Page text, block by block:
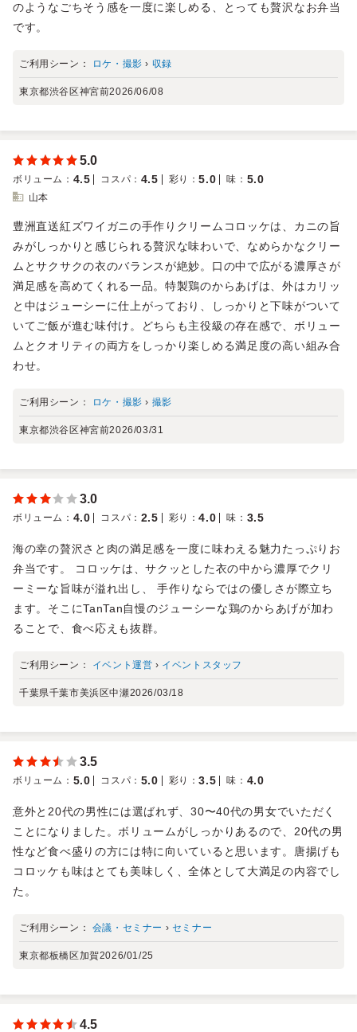
のようなごちそう感を一度に楽しめる、とっても贅沢なお弁当
です。
ご利用シーン： ロケ・撮影 › 収録
東京都渋谷区神宮前2026/06/08
5.0
ボリューム ： 4.5 コスパ ： 4.5 彩り ：5.0 味 ： 5.0
山本
豊洲直送紅ズワイガニの手作りクリームコロッケは、カニの旨
みがしっかりと感じられる贅沢な味わいで、なめらかなクリー
ムとサクサクの衣のバランスが絶妙。口の中で広がる濃厚さが
満足感を高めてくれる一品。特製鶏のからあげは、外はカリッ
と中はジューシーに仕上がっており、しっかりと下味がついて
いてご飯が進む味付け。どちらも主役級の存在感で、ボリュー
ムとクオリティの両方をしっかり楽しめる満足度の高い組み合
わせ。
ご利用シーン： ロケ・撮影 › 撮影
東京都渋谷区神宮前2026/03/31
3.0
ボリューム ： 4.0 コスパ ： 2.5 彩り ：4.0 味 ： 3.5
海の幸の贅沢さと肉の満足感を一度に味わえる魅力たっぷりお
弁当です。 コロッケは、サクッとした衣の中から濃厚でクリ
ーミーな旨味が溢れ出し、 手作りならではの優しさが際立ち
ます。そこにTanTan自慢のジューシーな鶏のからあげが加わ
ることで、食べ応えも抜群。
ご利用シーン： イベント運営 › イベントスタッフ
千葉県千葉市美浜区中瀬2026/03/18
3.5
ボリューム ： 5.0 コスパ ： 5.0 彩り ：3.5 味 ： 4.0
意外と20代の男性には選ばれず、30〜40代の男女でいただく
ことになりました。ボリュームがしっかりあるので、20代の男
性など食べ盛りの方には特に向いていると思います。唐揚げも
コロッケも味はとても美味しく、全体として大満足の内容でし
た。
ご利用シーン： 会議・セミナー › セミナー
東京都板橋区加賀2026/01/25
4.5